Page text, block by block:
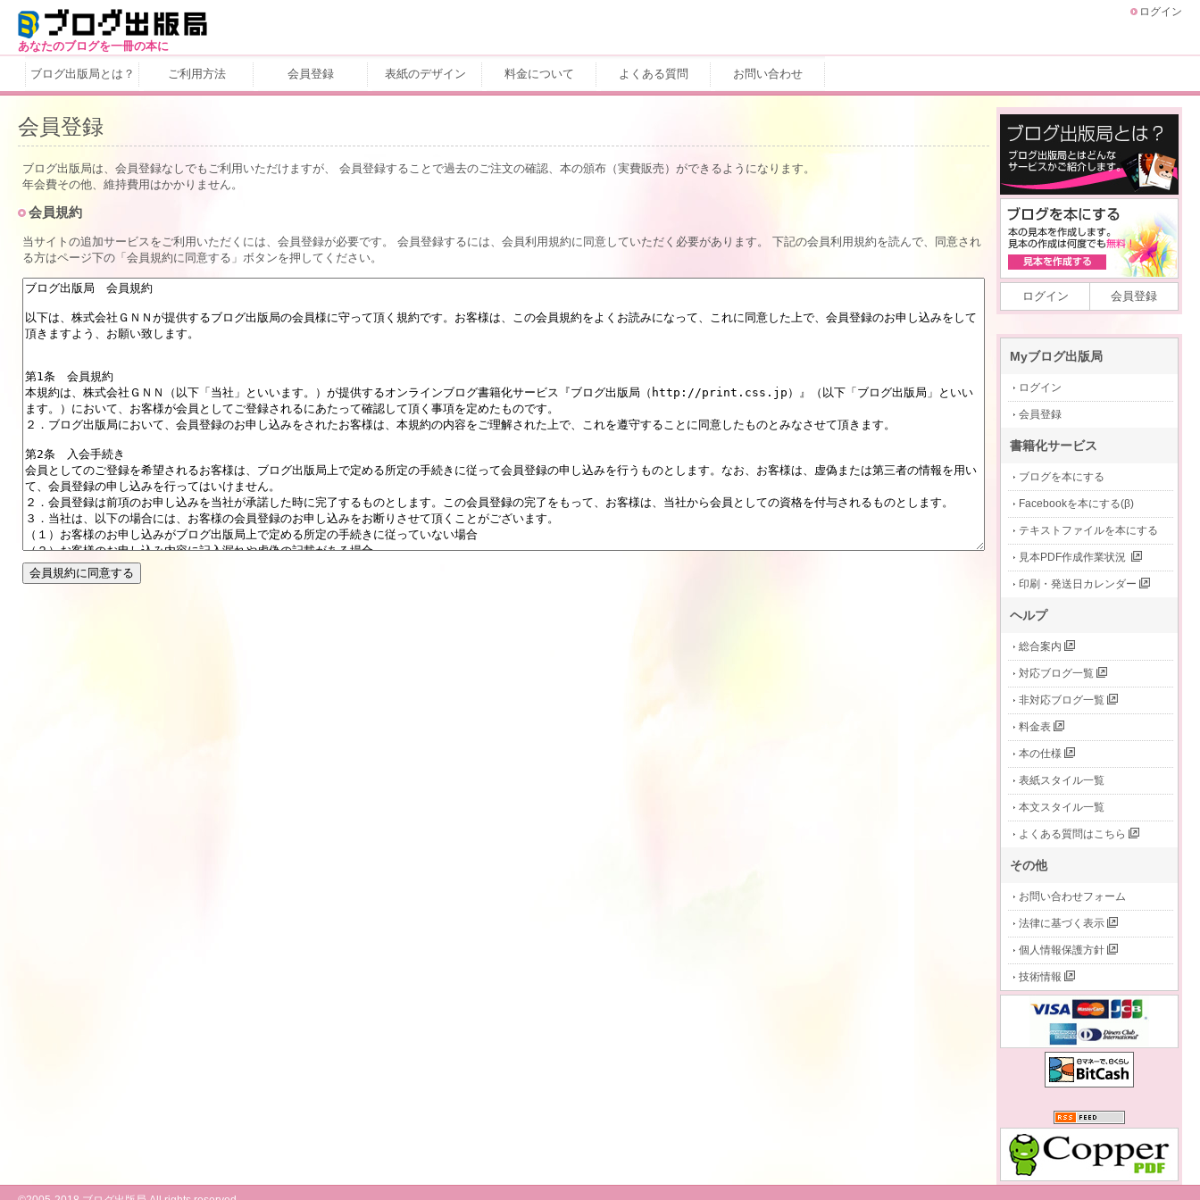
ログイン
あなたのブログを一冊の本に
ブログ出版局とは？ ご利用方法 会員登録 表紙のデザイン 料金について よくある質問 お問い合わせ
ログイン 会員登録
Myブログ出版局
ログイン
会員登録
書籍化サービス
ブログを本にする
Facebookを本にする(β)
テキストファイルを本にする
見本PDF作成作業状況
印刷・発送日カレンダー
ヘルプ
総合案内
対応ブログ一覧
非対応ブログ一覧
料金表
本の仕様
表紙スタイル一覧
本文スタイル一覧
よくある質問はこちら
その他
お問い合わせフォーム
法律に基づく表示
個人情報保護方針
技術情報
会員登録
ブログ出版局は、会員登録なしでもご利用いただけますが、 会員登録することで過去のご注文の確認、本の頒布（実費販売）ができるようになります。
年会費その他、維持費用はかかりません。
会員規約
当サイトの追加サービスをご利用いただくには、会員登録が必要です。 会員登録するには、会員利用規約に同意していただく必要があります。 下記の会員利用規約を読んで、同意され
る方はページ下の「会員規約に同意する」ボタンを押してください。
会員規約に同意する